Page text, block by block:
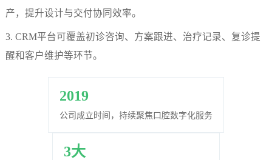
有
限
产，提升设计与交付协同效率。
3. CRM平台可覆盖初诊咨询、方案跟进、治疗记录、复诊提
醒和客户维护等环节。
2019
公司成立时间，持续聚焦口腔数字化服务
3大